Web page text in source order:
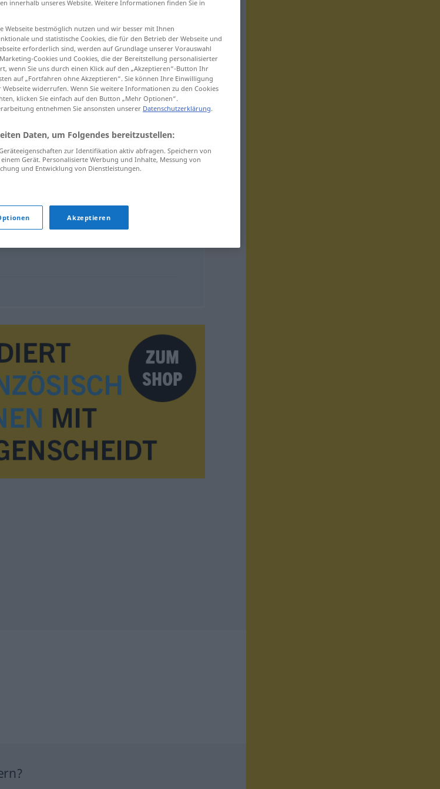
clignoter
innerhalb unseres Website. Weitere Informationen finden Sie in
Webseite bestmöglich nutzen und wir besser mit Ihnen
und statistische Cookies, die für den Betrieb der Webseite und
erforderlich sind, werden auf Grundlage unserer Vorauswahl
Cookies und Cookies, die der Bereitstellung personalisierter
wenn Sie uns durch einen Klick auf den „Akzeptieren“-Button Ihr
auf „Fortfahren ohne Akzeptieren“. Sie können Ihre Einwilligung
widerrufen. Wenn Sie weitere Informationen zu den Cookies
klicken Sie einfach auf den Button „Mehr Optionen“.
entnehmen Sie ansonsten unserer Datenschutzerklärung.
Daten, um Folgendes bereitzustellen:
zur Identifikation aktiv abfragen. Speichern von
Gerät. Personalisierte Werbung und Inhalte, Messung von
und Entwicklung von Dienstleistungen.
Akzeptieren